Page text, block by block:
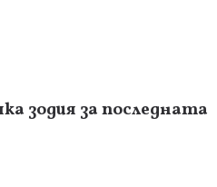
зодия за последната